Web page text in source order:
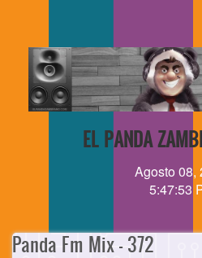
contenido
principal
EL PANDA
Agosto 08,
5:47:53
Panda Fm Mix - 372